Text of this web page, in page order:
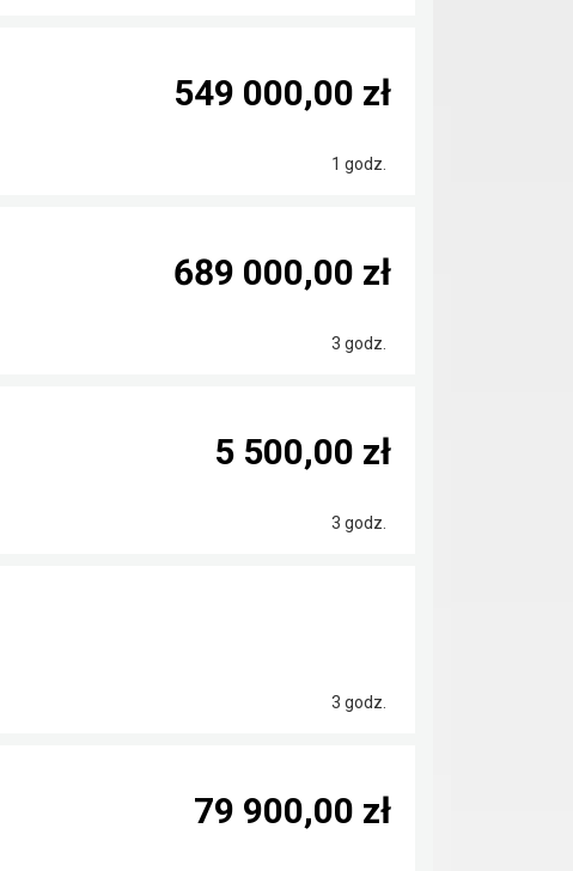
1 godz.
549 000,00 zł
3 godz.
689 000,00 zł
3 godz.
5 500,00 zł
3 godz.
79 900,00 zł